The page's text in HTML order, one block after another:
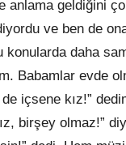
geldiğini
ve ben de
daha
Babamlar evde
içsene kız!”
birşey olmaz!”